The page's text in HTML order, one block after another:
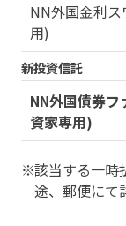
NN外国金利
用)
新投資信託
NN外国債券
資家専用)
該当する一時
途、郵便にて